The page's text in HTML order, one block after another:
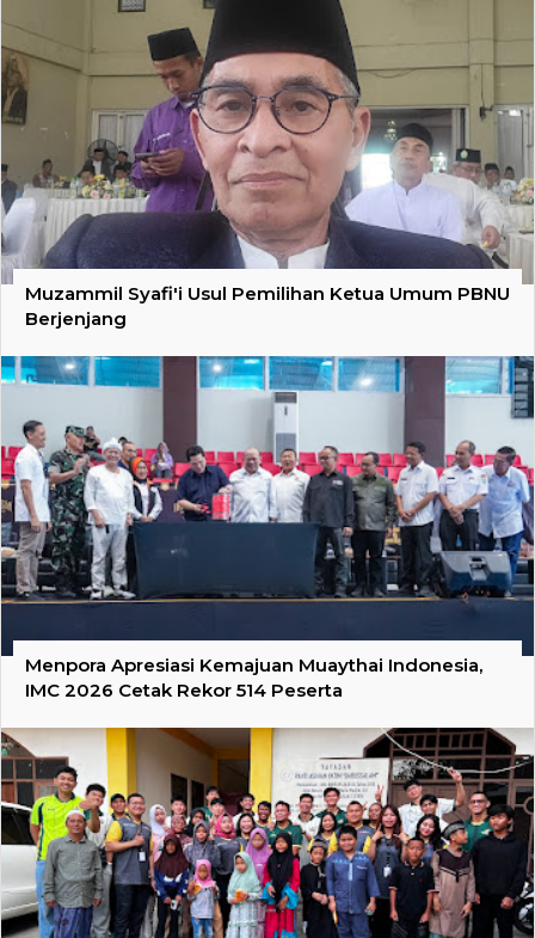
Muzammil Syafi'i Usul Pemilihan Ketua Umum PBNU
Berjenjang
Menpora Apresiasi Kemajuan Muaythai Indonesia,
IMC 2026 Cetak Rekor 514 Peserta